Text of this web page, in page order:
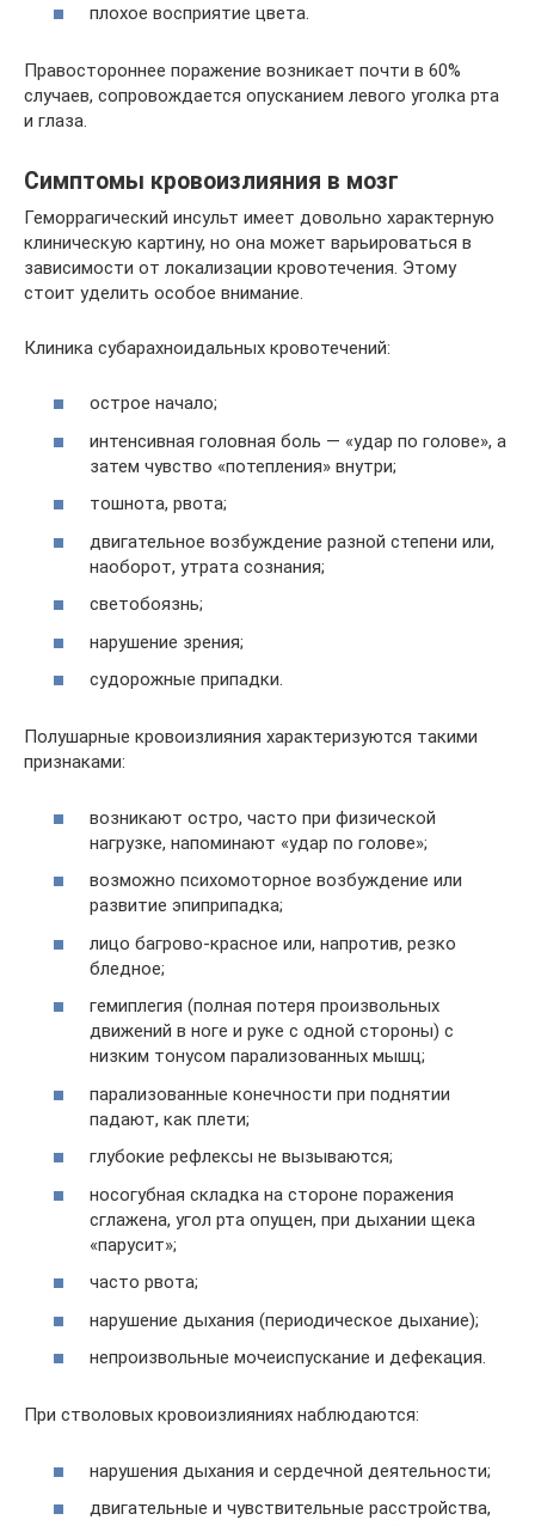
плохое восприятие цвета.
Правостороннее поражение возникает почти в 60%
случаев, сопровождается опусканием левого уголка рта
и глаза.
Симптомы кровоизлияния в мозг
Геморрагический инсульт имеет довольно характерную
клиническую картину, но она может варьироваться в
зависимости от локализации кровотечения. Этому
стоит уделить особое внимание.
Клиника субарахноидальных кровотечений:
острое начало;
интенсивная головная боль — «удар по голове», а
затем чувство «потепления» внутри;
тошнота, рвота;
двигательное возбуждение разной степени или,
наоборот, утрата сознания;
светобоязнь;
нарушение зрения;
судорожные припадки.
Полушарные кровоизлияния характеризуются такими
признаками:
возникают остро, часто при физической
нагрузке, напоминают «удар по голове»;
возможно психомоторное возбуждение или
развитие эпиприпадка;
лицо багрово-красное или, напротив, резко
бледное;
гемиплегия (полная потеря произвольных
движений в ноге и руке с одной стороны) с
низким тонусом парализованных мышц;
парализованные конечности при поднятии
падают, как плети;
глубокие рефлексы не вызываются;
носогубная складка на стороне поражения
сглажена, угол рта опущен, при дыхании щека
«парусит»;
часто рвота;
нарушение дыхания (периодическое дыхание);
непроизвольные мочеиспускание и дефекация.
При стволовых кровоизлияниях наблюдаются:
нарушения дыхания и сердечной деятельности;
двигательные и чувствительные расстройства,